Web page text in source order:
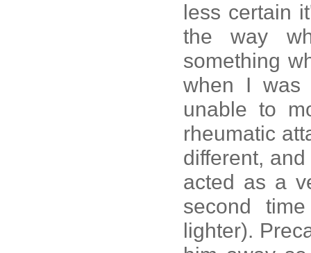
less certain
the way
something
when I was
unable to
rheumatic
different,
acted as a
second
lighter).